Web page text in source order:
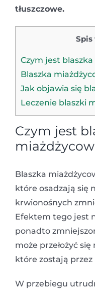
tłuszczowe.
Spis
Czym jest
Blaszka
Jak objawia się
Leczenie blaszki
Czym jest
Blaszka
które osadzają się
krwionośnych
Efektem tego jest
ponadto
może przełożyć
które zostają
W przebiegu